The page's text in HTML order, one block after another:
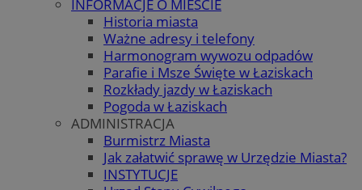
INFORMACJE O MIEŚCIE
Historia miasta
Ważne adresy i telefony
Harmonogram wywozu odpadów
Parafie i Msze Święte w Łaziskach
Rozkłady jazdy w Łaziskach
Pogoda w Łaziskach
ADMINISTRACJA
Burmistrz Miasta
Jak załatwić sprawę w Urzędzie Miasta?
INSTYTUCJE